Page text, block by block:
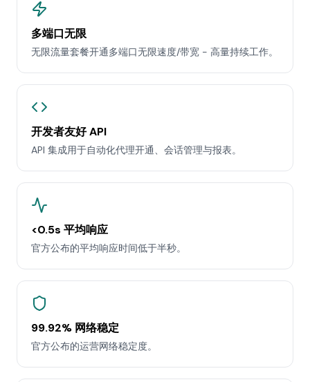
多端口无限
无限流量套餐开通多端口无限速度/带宽 - 高量持续工作。
开发者友好 API
API 集成用于自动化代理开通、会话管理与报表。
<0.5s 平均响应
官方公布的平均响应时间低于半秒。
99.92% 网络稳定
官方公布的运营网络稳定度。